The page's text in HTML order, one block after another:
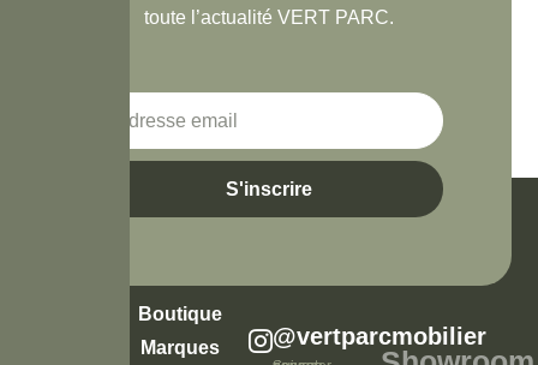
toute l’actualité VERT PARC.
S'inscrire
Boutique
Marques
@vertparcmobilier